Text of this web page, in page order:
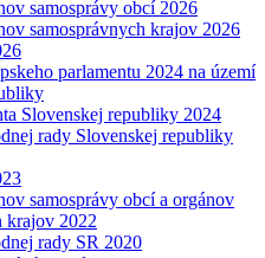
samosprávy obcí 2026
samosprávnych krajov 2026
parlamentu 2024 na území
Slovenskej republiky 2024
rady Slovenskej republiky
samosprávy obcí a orgánov
krajov 2022
rady SR 2020